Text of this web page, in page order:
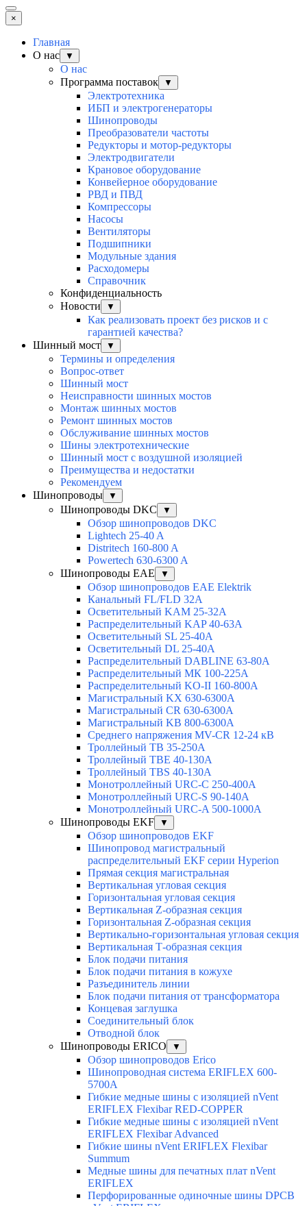
×
Главная
О нас
▼
О нас
Программа поставок
▼
Электротехника
ИБП и электрогенераторы
Шинопроводы
Преобразователи частоты
Редукторы и мотор-редукторы
Электродвигатели
Крановое оборудование
Конвейерное оборудование
РВД и ПВД
Компрессоры
Насосы
Вентиляторы
Подшипники
Модульные здания
Расходомеры
Справочник
Конфиденциальность
Новости
▼
Как реализовать проект без рисков и с
гарантией качества?
Шинный мост
▼
Термины и определения
Вопрос-ответ
Шинный мост
Неисправности шинных мостов
Монтаж шинных мостов
Ремонт шинных мостов
Обслуживание шинных мостов
Шины электротехнические
Шинный мост с воздушной изоляцией
Преимущества и недостатки
Рекомендуем
Шинопроводы
▼
Шинопроводы DKC ▼
Обзор шинопроводов DKC
Lightech 25-40 A
Distritech 160-800 A
Powertech 630-6300 A
Шинопроводы EAE
▼
Обзор шинопроводов EAE Elektrik
Канальный FL/FLD 32A
Осветительный KAM 25-32А
Распределительный KAP 40-63A
Осветительный SL 25-40А
Осветительный DL 25-40А
Распределительный DABLINE 63-80A
Распределительный МК 100-225А
Распределительный KO-II 160-800А
Магистральный KX 630-6300А
Магистральный CR 630-6300А
Магистральный KB 800-6300А
Среднего напряжения MV-CR 12-24 кВ
Троллейный TB 35-250A
Троллейный TBE 40-130A
Троллейный TBS 40-130A
Монотроллейный URC-C 250-400A
Монотроллейный URC-S 90-140A
Монотроллейный URC-A 500-1000A
Шинопроводы EKF
▼
Обзор шинопроводов EKF
Шинопровод магистральный
распределительный EKF серии Hyperion
Прямая секция магистральная
Вертикальная угловая секция
Горизонтальная угловая секция
Вертикальная Z-образная секция
Горизонтальная Z-образная секция
Вертикально-горизонтальная угловая секция
Вертикальная Т-образная секция
Блок подачи питания
Блок подачи питания в кожухе
Разъединитель линии
Блок подачи питания от трансформатора
Концевая заглушка
Соединительный блок
Отводной блок
Шинопроводы ERICO
▼
Обзор шинопроводов Erico
Шинопроводная система ERIFLEX 600-
5700A
Гибкие медные шины с изоляцией nVent
ERIFLEX Flexibar RED-COPPER
Гибкие медные шины с изоляцией nVent
ERIFLEX Flexibar Advanced
Гибкие шины nVent ERIFLEX Flexibar
Summum
Медные шины для печатных плат nVent
ERIFLEX
Перфорированные одиночные шины DPCB